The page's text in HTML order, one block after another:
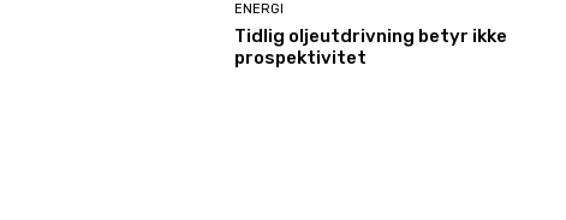
ENERGI
Tidlig oljeutdrivning betyr ikke
prospektivitet